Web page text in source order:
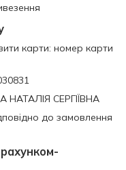
карти: номер карти
СЕРГІЇВНА
до замовлення